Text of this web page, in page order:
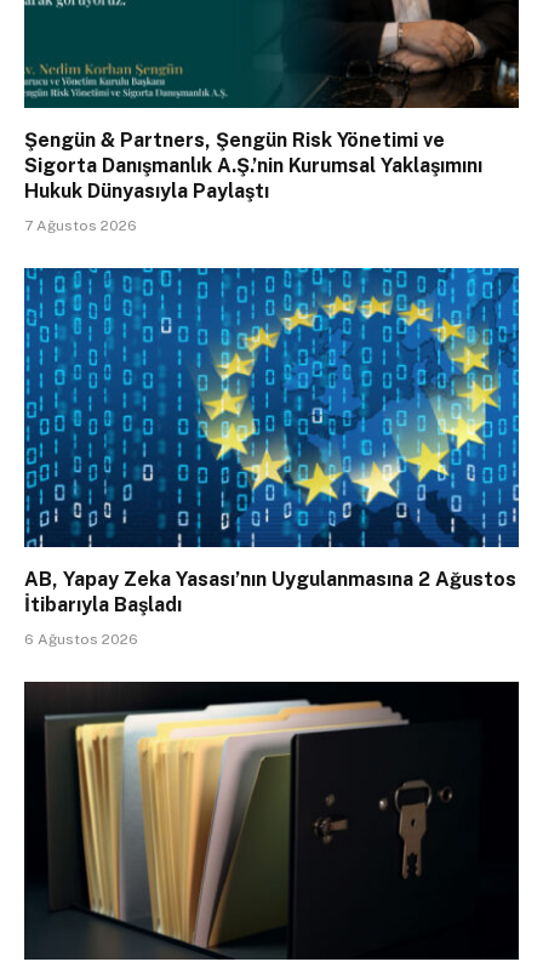
Şengün & Partners, Şengün Risk Yönetimi ve
Sigorta Danışmanlık A.Ş.’nin Kurumsal Yaklaşımını
Hukuk Dünyasıyla Paylaştı
7 Ağustos 2026
AB, Yapay Zeka Yasası’nın Uygulanmasına 2 Ağustos
İtibarıyla Başladı
6 Ağustos 2026